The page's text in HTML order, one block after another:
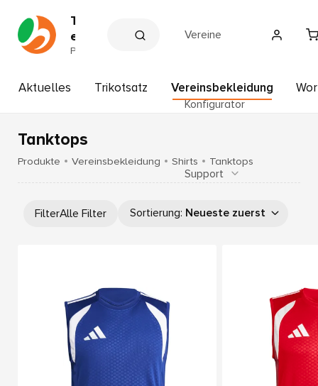
T
e
a
t
H
b
P
d
e
r
e
i
Vereine
Konfigurator
Support
Aktuelles Trikotsatz Vereinsbekleidung
Tanktops
Produkte Vereinsbekleidung Shirts Tanktops
FilterAlle Filter Sortierung: Neueste zuerst